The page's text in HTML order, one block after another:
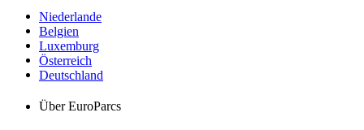
Niederlande
Belgien
Luxemburg
Österreich
Deutschland
Über EuroParcs